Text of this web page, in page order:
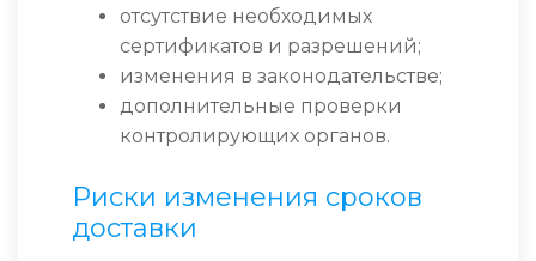
отсутствие необходимых
сертификатов и разрешений;
изменения в законодательстве;
дополнительные проверки
контролирующих органов.
Риски изменения сроков
доставки